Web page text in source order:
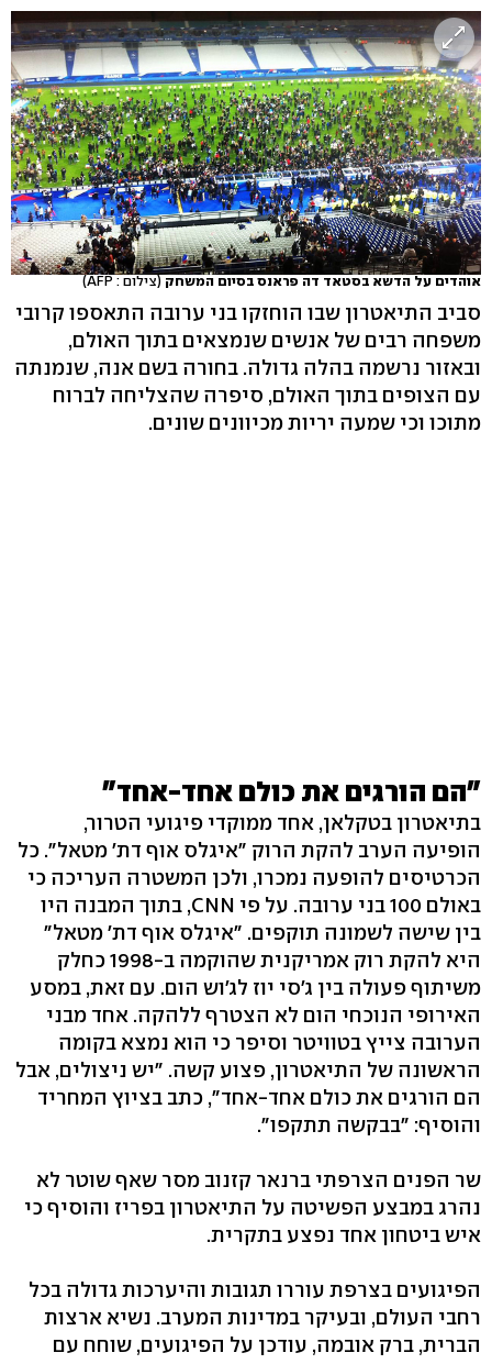
אוהדים על הדשא בסטאד דה פראנס בסיום המשחק (צילום : AFP)
סביב התיאטרון שבו הוחזקו בני ערובה התאספו קרובי
משפחה רבים של אנשים שנמצאים בתוך האולם,
ובאזור נרשמה בהלה גדולה. בחורה בשם אנה, שנמנתה
עם הצופים בתוך האולם, סיפרה שהצליחה לברוח
מתוכו וכי שמעה יריות מכיוונים שונים.
"הם הורגים את כולם אחד-אחד"
בתיאטרון בטקלאן, אחד ממוקדי פיגועי הטרור,
הופיעה הערב להקת הרוק "איגלס אוף דת' מטאל". כל
הכרטיסים להופעה נמכרו, ולכן המשטרה העריכה כי
באולם 100 בני ערובה. על פי CNN, בתוך המבנה היו
בין שישה לשמונה תוקפים. "איגלס אוף דת' מטאל"
היא להקת רוק אמריקנית שהוקמה ב-1998 כחלק
משיתוף פעולה בין ג'סי יוז לג'וש הום. עם זאת, במסע
האירופי הנוכחי הום לא הצטרף ללהקה. אחד מבני
הערובה צייץ בטוויטר וסיפר כי הוא נמצא בקומה
הראשונה של התיאטרון, פצוע קשה. "יש ניצולים, אבל
הם הורגים את כולם אחד-אחד", כתב בציוץ המחריד
והוסיף: "בבקשה תתקפו".
שר הפנים הצרפתי ברנאר קזנוב מסר שאף שוטר לא
נהרג במבצע הפשיטה על התיאטרון בפריז והוסיף כי
איש ביטחון אחד נפצע בתקרית.
הפיגועים בצרפת עוררו תגובות והיערכות גדולה בכל
רחבי העולם, ובעיקר במדינות המערב. נשיא ארצות
הברית, ברק אובמה, עודכן על הפיגועים, שוחח עם